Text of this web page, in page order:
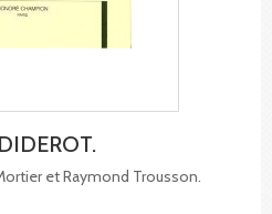
et Raymond Trousson.